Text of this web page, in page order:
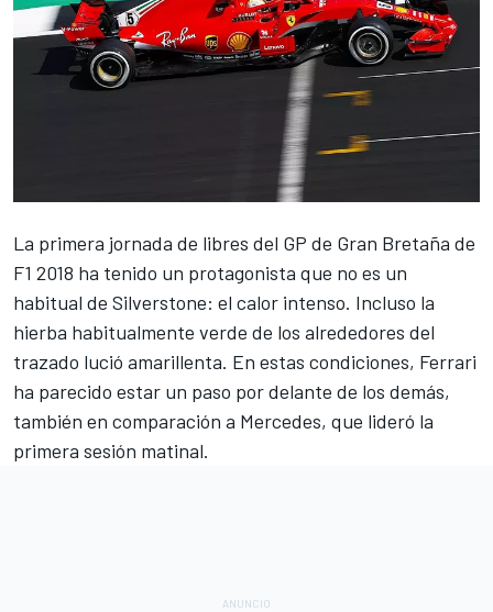
La primera jornada de libres del GP de Gran Bretaña de
F1 2018 ha tenido un protagonista que no es un
habitual de Silverstone: el calor intenso. Incluso la
hierba habitualmente verde de los alrededores del
trazado lució amarillenta. En estas condiciones, Ferrari
ha parecido estar un paso por delante de los demás,
también en comparación a Mercedes, que lideró la
primera sesión matinal.